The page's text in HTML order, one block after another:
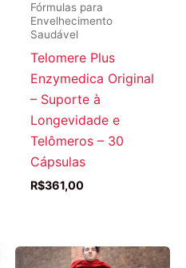
Fórmulas para
Envelhecimento
Saudável
Telomere Plus
Enzymedica Original
– Suporte à
Longevidade e
Telômeros – 30
Cápsulas
R$361,00